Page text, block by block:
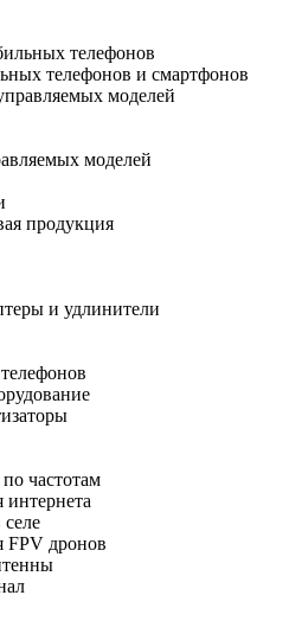
телефонов
телефонов и смартфонов
моделей
моделей
продукция
и удлинители
частотам
FPV дронов